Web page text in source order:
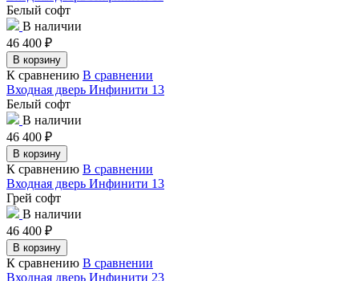
Белый софт
В наличии
46 400 ₽
В корзину
К сравнению В сравнении
Входная дверь Инфинити 13
Белый софт
В наличии
46 400 ₽
В корзину
К сравнению В сравнении
Входная дверь Инфинити 13
Грей софт
В наличии
46 400 ₽
В корзину
К сравнению В сравнении
Входная дверь Инфинити 23